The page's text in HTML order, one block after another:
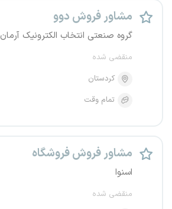
مشاور فروش دوو
گروه صنعتی انتخاب الکترونیک آرمان
منقضی شده
کردستان
تمام وقت
مشاور فروش فروشگاه
اسنوا
منقضی شده